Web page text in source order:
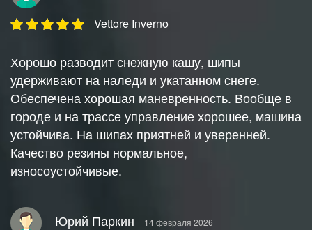
Vettore Inverno
Хорошо разводит снежную кашу, шипы
удерживают на наледи и укатанном снеге.
Обеспечена хорошая маневренность. Вообще в
городе и на трассе управление хорошее, машина
устойчива. На шипах приятней и уверенней.
Качество резины нормальное,
износоустойчивые.
Юрий Паркин 14 февраля 2026